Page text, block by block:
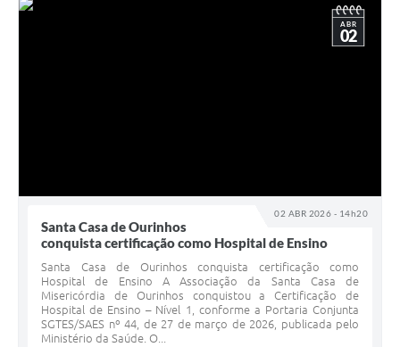
02 ABR 2026 - 14h20
ABR
02
Santa Casa de Ourinhos
conquista certificação como Hospital de Ensino
Santa Casa de Ourinhos conquista certificação como
Hospital de Ensino A Associação da Santa Casa de
Misericórdia de Ourinhos conquistou a Certificação de
Hospital de Ensino – Nível 1, conforme a Portaria Conjunta
SGTES/SAES nº 44, de 27 de março de 2026, publicada pelo
Ministério da Saúde. O...